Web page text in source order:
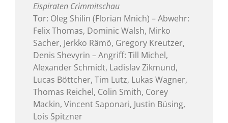
Eispiraten Crimmitschau
Tor: Oleg Shilin (Florian Mnich) – Abwehr:
Felix Thomas, Dominic Walsh, Mirko
Sacher, Jerkko Rämö, Gregory Kreutzer,
Denis Shevyrin – Angriff: Till Michel,
Alexander Schmidt, Ladislav Zikmund,
Lucas Böttcher, Tim Lutz, Lukas Wagner,
Thomas Reichel, Colin Smith, Corey
Mackin, Vincent Saponari, Justin Büsing,
Lois Spitzner